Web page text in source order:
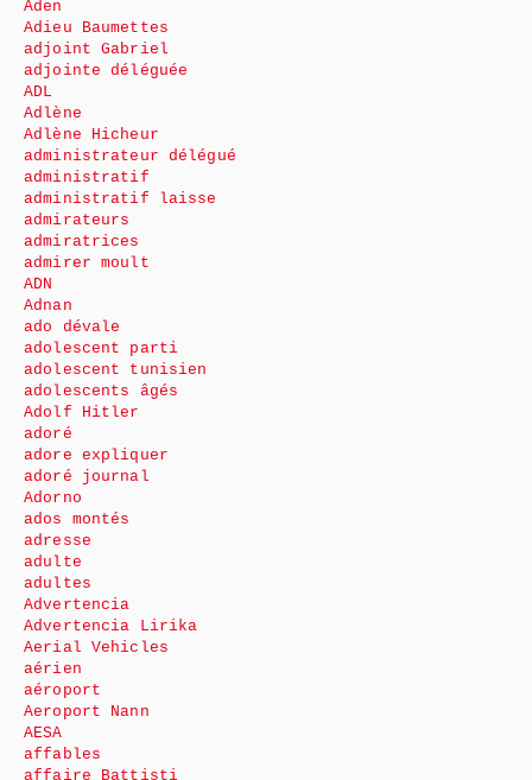
Aden
Adieu Baumettes
adjoint Gabriel
adjointe déléguée
ADL
Adlène
Adlène Hicheur
administrateur délégué
administratif
administratif laisse
admirateurs
admiratrices
admirer moult
ADN
Adnan
ado dévale
adolescent parti
adolescent tunisien
adolescents âgés
Adolf Hitler
adoré
adore expliquer
adoré journal
Adorno
ados montés
adresse
adulte
adultes
Advertencia
Advertencia Lirika
Aerial Vehicles
aérien
aéroport
Aeroport Nann
AESA
affables
affaire Battisti